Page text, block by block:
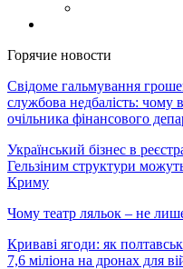
Горячие новости
Свідоме гальмування
службова недбалість: чому
очільника фінансового
Український бізнес в
Гельзіним структури
Криму
Чому театр ляльок – не
Криваві ягоди: як
7,6 міліона на дронах для